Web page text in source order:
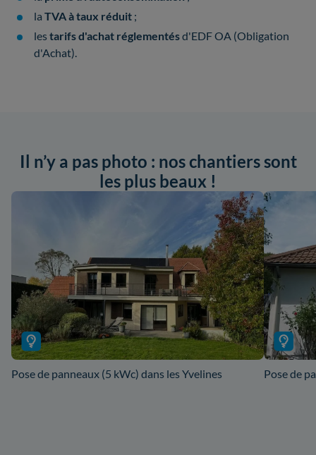
la TVA à taux réduit ;
lestarifs d'achat réglementésd'EDF OA (Obligation
d'Achat).
Il n’y a pas photo : nos chantiers sont
les plus beaux !
Pose de panneaux (5 kWc) dans les Yvelines Pose de